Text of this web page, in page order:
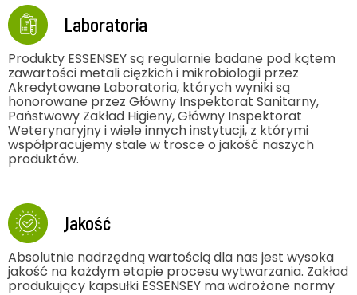
Laboratoria
Produkty ESSENSEY są regularnie badane pod kątem
zawartości metali ciężkich i mikrobiologii przez
Akredytowane Laboratoria, których wyniki są
honorowane przez Główny Inspektorat Sanitarny,
Państwowy Zakład Higieny, Główny Inspektorat
Weterynaryjny i wiele innych instytucji, z którymi
współpracujemy stale w trosce o jakość naszych
produktów.
Jakość
Absolutnie nadrzędną wartością dla nas jest wysoka
jakość na każdym etapie procesu wytwarzania. Zakład
produkujący kapsułki ESSENSEY ma wdrożone normy